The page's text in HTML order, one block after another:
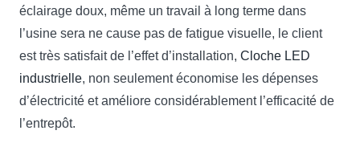
éclairage doux, même un travail à long terme dans
l’usine sera ne cause pas de fatigue visuelle, le client
est très satisfait de l’effet d’installation, Cloche LED
industrielle, non seulement économise les dépenses
d’électricité et améliore considérablement l’efficacité de
l’entrepôt.